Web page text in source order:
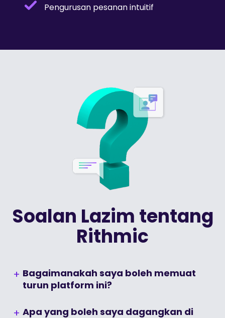
Pengurusan pesanan intuitif
Soalan Lazim tentang
Rithmic
Bagaimanakah saya boleh memuat
turun platform ini?
turun platform Rithmic.
Apa yang boleh saya dagangkan di